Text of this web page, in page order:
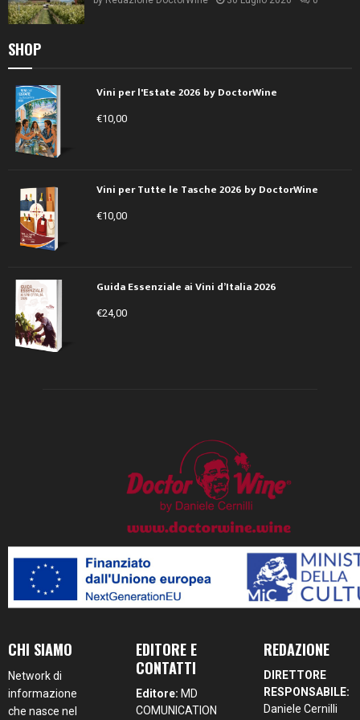
SHOP
Vini per l'Estate 2026 by DoctorWine
€10,00
Vini per Tutte le Tasche 2026 by DoctorWine
€10,00
Guida Essenziale ai Vini d’Italia 2026
€24,00
CHI SIAMO
Network di
informazione
che nasce nel
EDITORE E
CONTATTI
Editore: MD
COMUNICATION
REDAZIONE
DIRETTORE
RESPONSABILE:
Daniele Cernilli